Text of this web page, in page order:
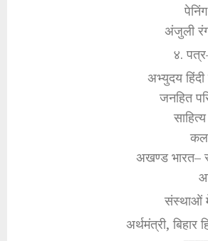
अंजुली
४.
अभ्युदय
जनहित
अखण्ड भारत–
संस्थाओं
अर्थमंत्री, बिहार